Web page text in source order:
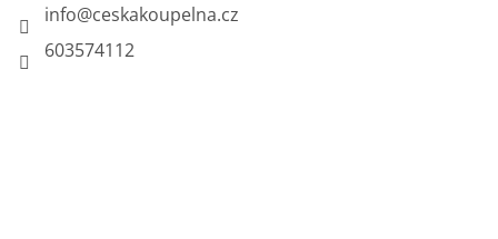
info@ceskakoupelna.cz
603574112